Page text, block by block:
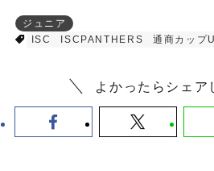
ジュニア
ISC
ISCPANTHERS 通商カップ
よかったらシェア